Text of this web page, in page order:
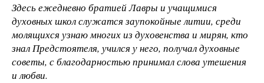
Здесь ежедневно братией Лавры и учащимися
духовных школ служатся заупокойные литии, среди
молящихся узнаю многих из духовенства и мирян, кто
знал Предстоятеля, учился у него, получал духовные
советы, с благодарностью принимал слова утешения
и любви.